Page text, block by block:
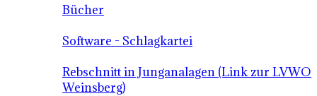
Bücher
Software - Schlagkartei
Rebschnitt in Junganalagen (Link zur LVWO
Weinsberg)